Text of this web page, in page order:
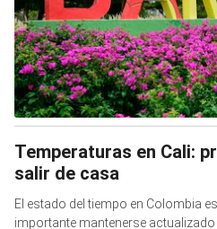
Temperaturas en Cali:
salir de casa
El estado del tiempo en Colombia
importante mantenerse